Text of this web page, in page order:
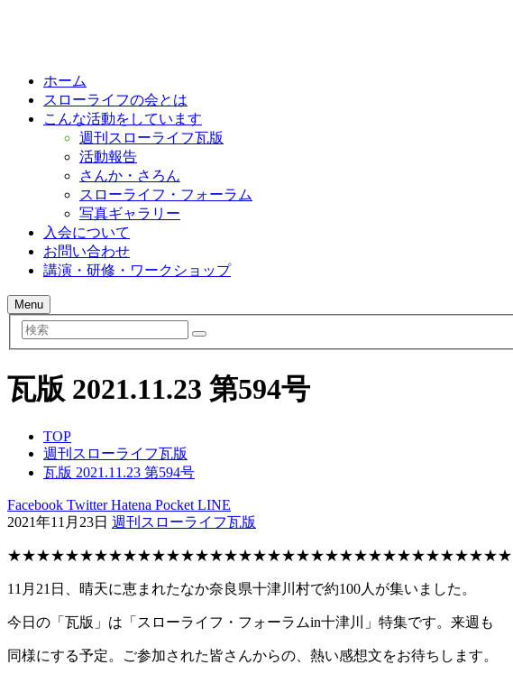
ホーム
スローライフの会とは
こんな活動をしています
週刊スローライフ瓦版
活動報告
さんか・さろん
スローライフ・フォーラム
写真ギャラリー
入会について
お問い合わせ
講演・研修・ワークショップ
Menu
検
索
瓦版 2021.11.23 第594号
TOP
週刊スローライフ瓦版
瓦版 2021.11.23 第594号
Facebook TwitterHatena Pocket LINE
2021年11月23日 週刊スローライフ瓦版
★★★★★★★★★★★★★★★★★★★★★★★★★★★★★★★★★★★
11月21日、晴天に恵まれたなか奈良県十津川村で約100人が集いました。
今日の「瓦版」は「スローライフ・フォーラムin十津川」特集です。来週も
同様にする予定。ご参加された皆さんからの、熱い感想文をお待ちします。